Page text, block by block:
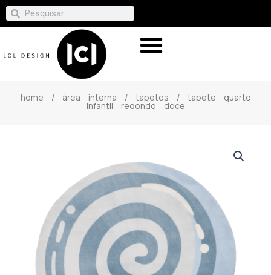
home / área interna / tapetes / tapete quarto
infantil redondo doce